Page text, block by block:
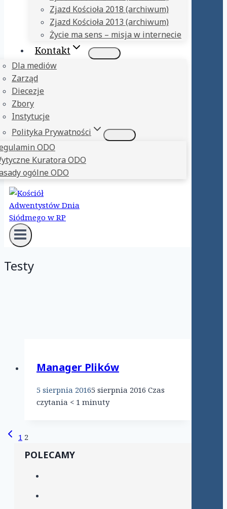
Zjazd Kościoła 2018 (archiwum)
Zjazd Kościoła 2013 (archiwum)
Życie ma sens – misja w internecie
Kontakt
Dla mediów
Zarząd
Diecezje
Zbory
Instytucje
Polityka Prywatności
ODO
Kuratora ODO
ogólne ODO
Testy
Manager Plików
5 sierpnia 20165 sierpnia 2016 Czas
czytania < 1 minuty
Nawigacja
strony
Poprzednia
1 2
POLECAMY